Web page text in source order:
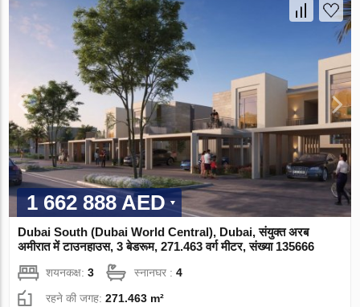
1 662 888 AED
Dubai South (Dubai World Central), Dubai, संयुक्त अरब
अमीरात में टाउनहाउस, 3 बेडरूम, 271.463 वर्ग मीटर, संख्या 135666
शयनकक्ष:3 स्नानघर :4
रहने की जगह:271.463 m²